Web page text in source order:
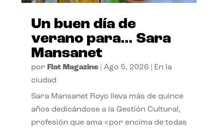
Un buen día de
verano para… Sara
Mansanet
por Flat Magazine| Ago 5, 2026
En la
ciudad
Sara Mansanet Royo lleva más de quince
años dedicándose a la Gestión Cultural,
profesión que ama «por encima de todas